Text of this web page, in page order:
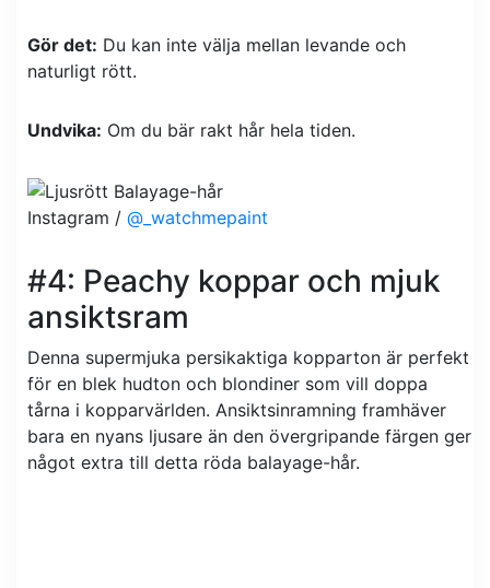
Gör det: Du kan inte välja mellan levande och
naturligt rött.
Undvika: Om du bär rakt hår hela tiden.
Instagram / @_watchmepaint
#4: Peachy koppar och mjuk
ansiktsram
Denna supermjuka persikaktiga kopparton är perfekt
för en blek hudton och blondiner som vill doppa
tårna i kopparvärlden. Ansiktsinramning framhäver
bara en nyans ljusare än den övergripande färgen ger
något extra till detta röda balayage-hår.